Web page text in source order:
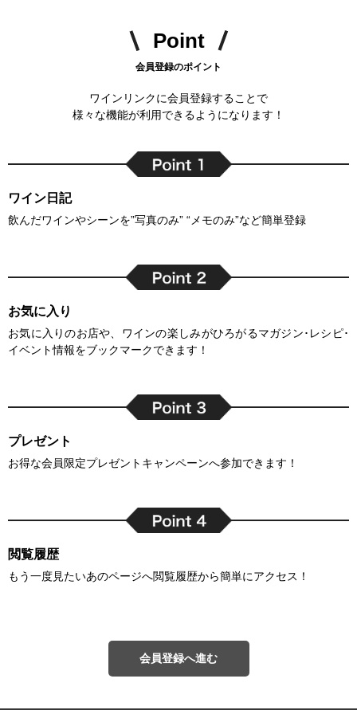
Point
会員登録のポイント
ワインリンクに会員登録することで
様々な機能が利用できるようになります！
ワイン日記
飲んだワインやシーンを”写真のみ” “メモのみ”など簡単登録
お気に入り
お気に入りのお店や、ワインの楽しみがひろがるマガジン･レシピ･
イベント情報をブックマークできます！
プレゼント
お得な会員限定プレゼントキャンペーンへ参加できます！
閲覧履歴
もう一度見たいあのページへ閲覧履歴から簡単にアクセス！
会員登録へ進む